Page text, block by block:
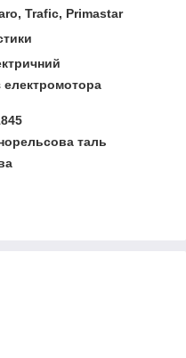
Trafic, Primastar
електромотора
таль